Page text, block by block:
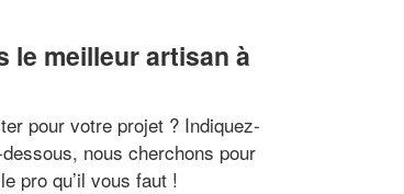
le meilleur artisan à
pour votre projet ? Indiquez-
nous cherchons pour
pro qu’il vous faut !